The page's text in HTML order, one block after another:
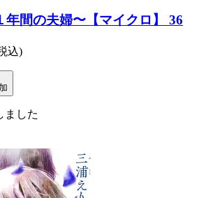
年間の夫婦〜【マイクロ】 36
込)
ました